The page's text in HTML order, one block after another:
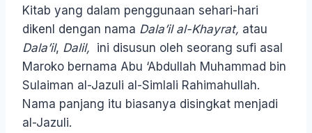
Kitab yang dalam penggunaan sehari-hari
dikenl dengan nama Dala’il al-Khayrat, atau
Dala’il, Dalil, ini disusun oleh seorang sufi asal
Maroko bernama Abu ‘Abdullah Muhammad bin
Sulaiman al-Jazuli al-Simlali Rahimahullah.
Nama panjang itu biasanya disingkat menjadi
al-Jazuli.